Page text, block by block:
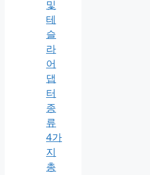
및
테
슬
라
어
댑
터
종
류
4가
지
총